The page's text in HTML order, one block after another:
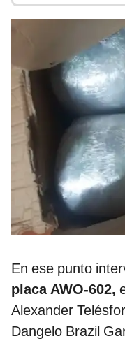
En ese punto
placa AWO-602,
Alexander
Dangelo Brazil